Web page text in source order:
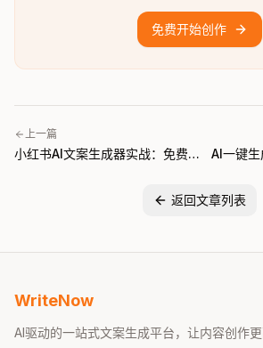
免费开始创作
上一篇
小红书AI文案生成器实战：免费
AI一键
返回文章列表
WriteNow
AI驱动的一站式文案生成平台，让内容创作更